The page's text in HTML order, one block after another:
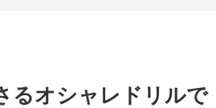
るオシャレドリルで